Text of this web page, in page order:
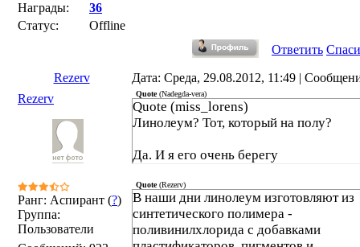
Награды:
36
Статус:
Offline
Ответить
Rezerv
Дата: Среда, 29.08.2012, 11:49 |
Rezerv
Ранг: Аспирант (?)
Группа:
Пользователи
Quote(Nadegda-vera)
Quote (miss_lorens)
Линолеум? Тот, который на полу?
Да. И я его очень берегу
Quote(Rezerv)
В наши дни линолеум изготовляют из
синтетического полимера -
поливинилхлорида с добавками